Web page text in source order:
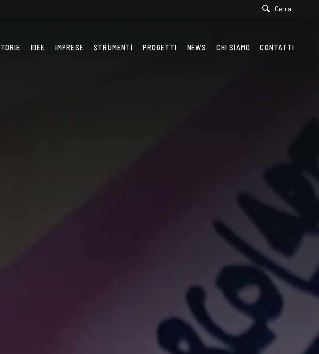
Cerca
IDEE IMPRESE STRUMENTI PROGETTI NEWS CHI SIAMO CONTATTI